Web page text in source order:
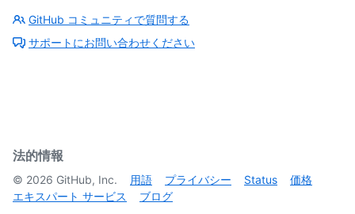
GitHub コミュニティで質問する
サポートにお問い合わせください
法的情報
© 2026 GitHub, Inc. 用語 プライバシー Status
価格
エキスパート サービス
ブログ